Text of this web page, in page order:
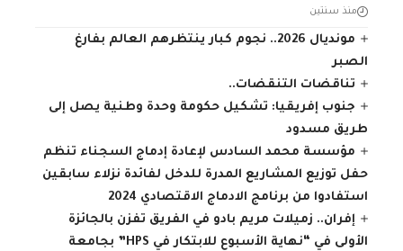
منذ سنتين
مونديال 2026.. نجوم كبار ينتظرهم العالم بفارغ
الصبر
تناقضات التنقضات..
جنوب إفريقيا: تشكيل حكومة وحدة وطنية يصل إلى
طريق مسدود
مؤسسة محمد السادس لإعادة إدماج السجناء تنظم
حفل توزيع المشاريع المدرة للدخل لفائدة نزلاء سابقين
استفادوا من برنامج الادماج الاقتصادي 2024
إفران.. زميلات مريم بادو في الفريق تفزن بالجائزة
الأولى في “نهاية الأسبوع للابتكار في HPS” بجامعة